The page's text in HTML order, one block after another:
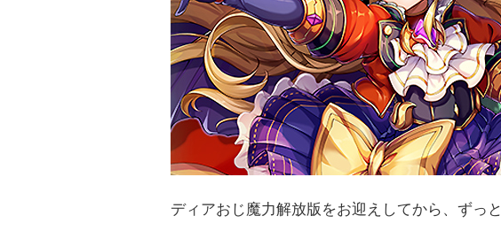
ディアおじ魔力解放版をお迎えしてから、ずっ